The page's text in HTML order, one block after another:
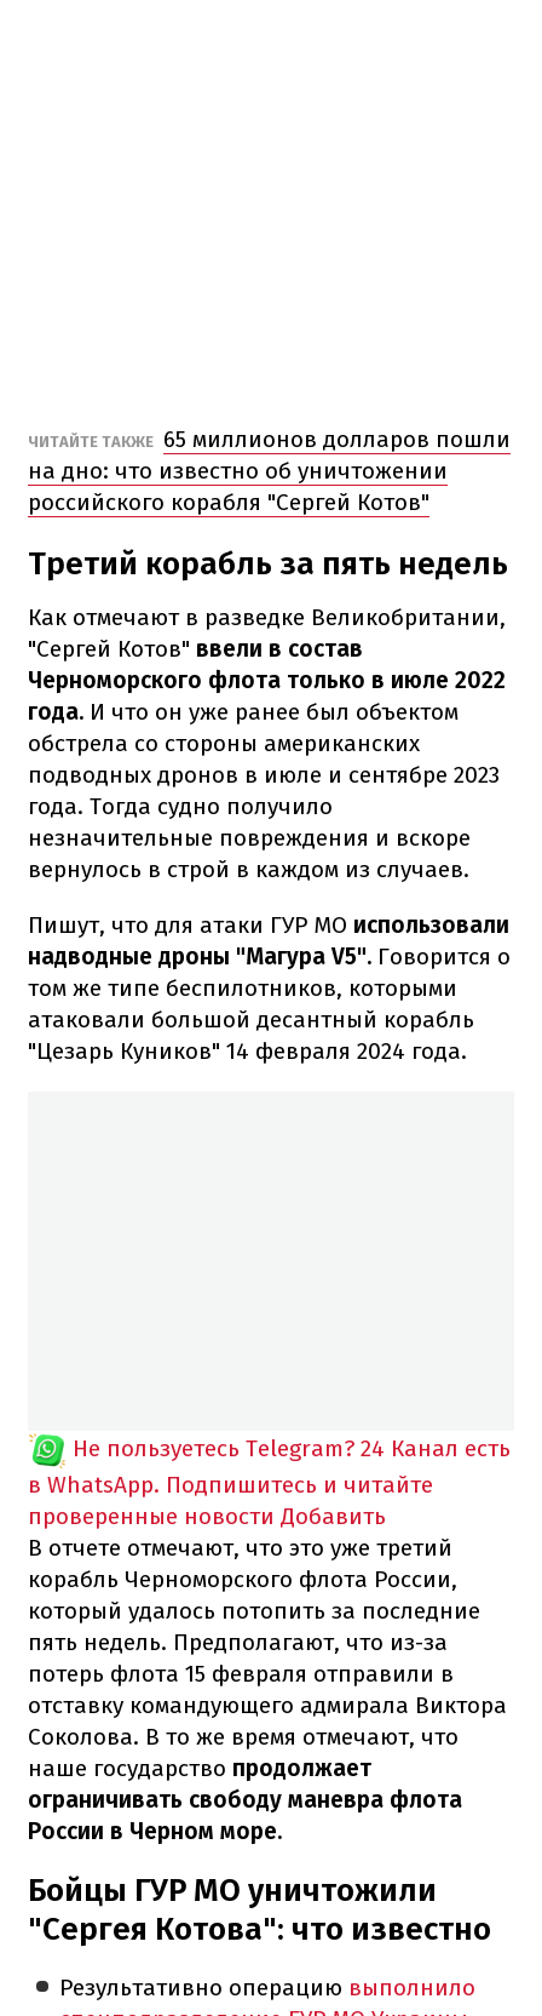
ЧИТАЙТЕ ТАКЖЕ 65 миллионов долларов пошли
на дно: что известно об уничтожении
российского корабля "Сергей Котов"
Третий корабль за пять недель
Как отмечают в разведке Великобритании,
"Сергей Котов" ввели в состав
Черноморского флота только в июле 2022
года. И что он уже ранее был объектом
обстрела со стороны американских
подводных дронов в июле и сентябре 2023
года. Тогда судно получило
незначительные повреждения и вскоре
вернулось в строй в каждом из случаев.
Пишут, что для атаки ГУР МО использовали
надводные дроны "Магура V5". Говорится о
том же типе беспилотников, которыми
атаковали большой десантный корабль
"Цезарь Куников" 14 февраля 2024 года.
Не пользуетесь Telegram? 24 Канал есть
в WhatsApp. Подпишитесь и читайте
проверенные новости Добавить
В отчете отмечают, что это уже третий
корабль Черноморского флота России,
который удалось потопить за последние
пять недель. Предполагают, что из-за
потерь флота 15 февраля отправили в
отставку командующего адмирала Виктора
Соколова. В то же время отмечают, что
наше государство продолжает
ограничивать свободу маневра флота
России в Черном море.
Бойцы ГУР МО уничтожили
"Сергея Котова": что известно
Результативно операцию выполнило